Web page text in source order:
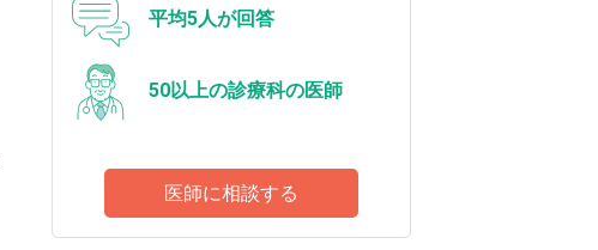
平均5人が回答
50以上の診療科の医師
医師に相談する